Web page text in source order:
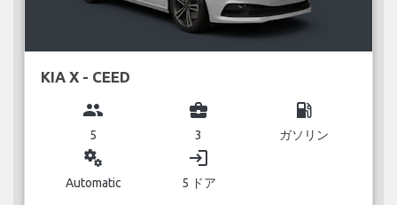
KIA X - CEED
group
5
business_center
3
local_gas_station
ガソリン
miscellaneous_services
Automatic
login
5 ドア